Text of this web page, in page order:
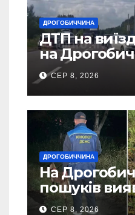
ДРОГОБИЧЧИНА
ДТП на
на
СЕР 8, 2026
ДРОГОБИЧЧИНА
На
пошуків
зниклого
СЕР 8, 2026